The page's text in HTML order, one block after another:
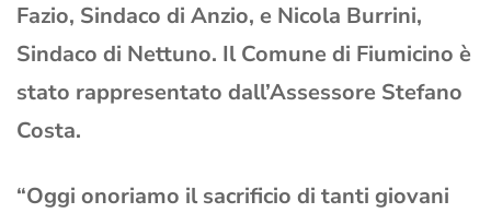
Fazio, Sindaco di Anzio, e Nicola Burrini,
Sindaco di Nettuno. Il Comune di Fiumicino è
stato rappresentato dall’Assessore Stefano
Costa.
“Oggi onoriamo il sacrificio di tanti giovani